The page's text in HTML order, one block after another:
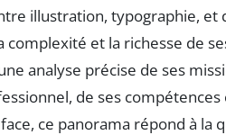
illustration, typographie, et
complexité et la richesse de
analyse précise de ses
de ses compétences
ce panorama répond à la